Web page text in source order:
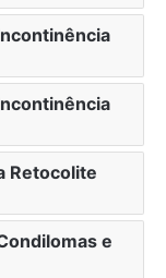
Retocolite
e